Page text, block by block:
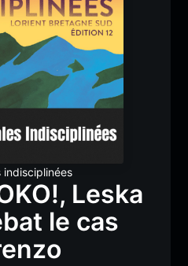
indisciplinées
Leska
le cas